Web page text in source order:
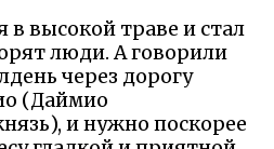
в высокой траве и стал
люди. А говорили
через дорогу
(Даймио
и нужно поскорее